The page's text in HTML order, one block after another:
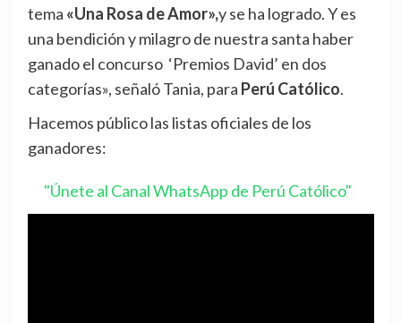
tema «Una Rosa de Amor»,y se ha logrado. Y es
una bendición y milagro de nuestra santa haber
ganado el concurso ‘Premios David’ en dos
categorías», señaló Tania, para Perú Católico.
Hacemos público las listas oficiales de los
ganadores:
"Únete al Canal WhatsApp de Perú Católico"